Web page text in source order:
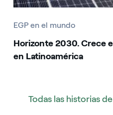
EGP en el mundo
Horizonte 2030. Crece
en Latinoamérica
Todas las historias